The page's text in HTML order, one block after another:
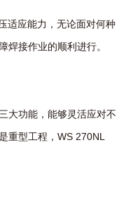
适应能力，无论面对何种
焊接作业的顺利进行。
大功能，能够灵活应对不
重型工程，WS 270NL